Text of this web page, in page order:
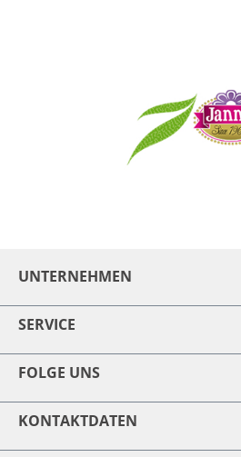
UNTERNEHMEN
SERVICE
FOLGE UNS
KONTAKTDATEN